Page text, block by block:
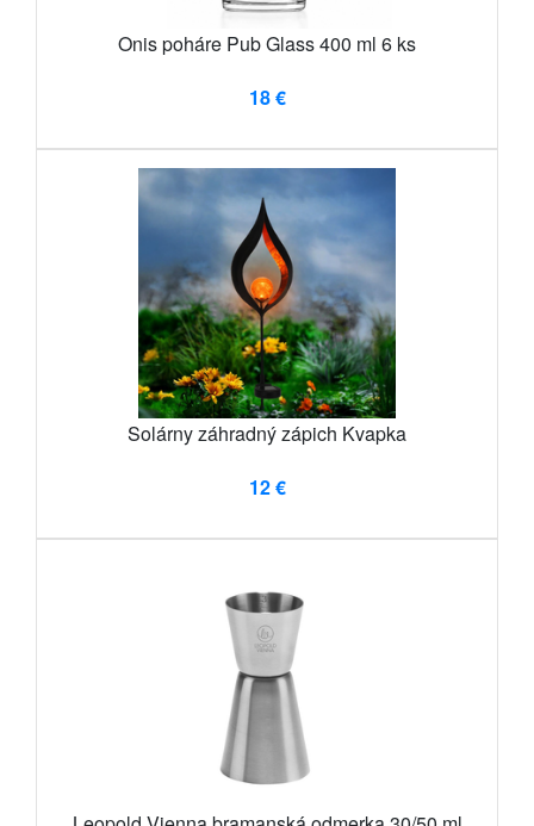
Onis poháre Pub Glass 400 ml 6 ks
18 €
Solárny záhradný zápich Kvapka
12 €